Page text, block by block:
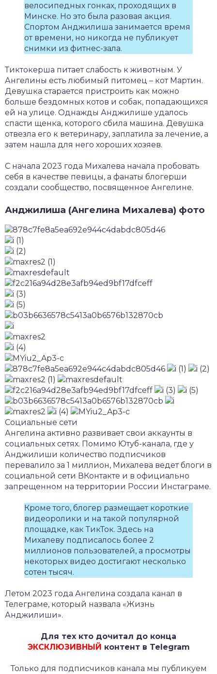
велосипедных гонках, проходящих в
Минске. Но это была разовая акция.
Спортом Анджилиша занимается время
от времени, но никогда не публикует
снимки из фитнес-зала.
Тиктокерша питает слабость к животным. У
Ангелины есть любимый питомец – кот Мартин.
Девушка старается пристроить как можно
больше бездомных котов и собак, попадающихся
ей на улице. Однажды Анджилише удалось
спасти щенка, которого сбила машина. Девушка
отвезла его к ветеринару, заплатила за лечение, а
затем нашла для него хороших хозяев.
С начала 2023 года Михалева начала пробовать
себя в качестве певицы, а фанаты блогерши
создали сообщество, посвященное Ангелине.
Анджилиша (Ангелина Михалева) фото
Социальные сети
Ангелина активно развивает свои аккаунты в
социальных сетях. Помимо Ютуб-канала, где у
Анджилиши количество подписчиков
перевалило за 1 миллион, Михалева ведет блоги в
социальной сети ВКонтакте и в официально
запрещенном на территории России Инстаграме.
Кроме того, блогер размещает короткие
видеоролики и на такой популярной
площадке, как ТикТок. Здесь на
Михалеву подписалось более 2
миллионов пользователей, а просмотры
некоторых видео достигают несколько
сотен тысяч.
Летом 2023 года Ангелина создала канал в
Телеграме, который назвала «Жизнь
Анджилиши».
Для тех кто дочитал до конца
ЭКСКЛЮЗИВНЫЙ контент в Telegram
Только для подписчиков канала мы публикуем